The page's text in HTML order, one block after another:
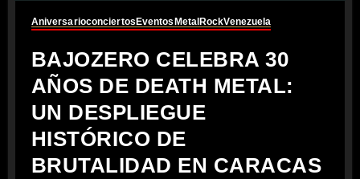
AniversarioconciertosEventosMetalRockVenezuela
BAJOZERO CELEBRA 30
AÑOS DE DEATH METAL:
UN DESPLIEGUE
HISTÓRICO DE
BRUTALIDAD EN CARACAS